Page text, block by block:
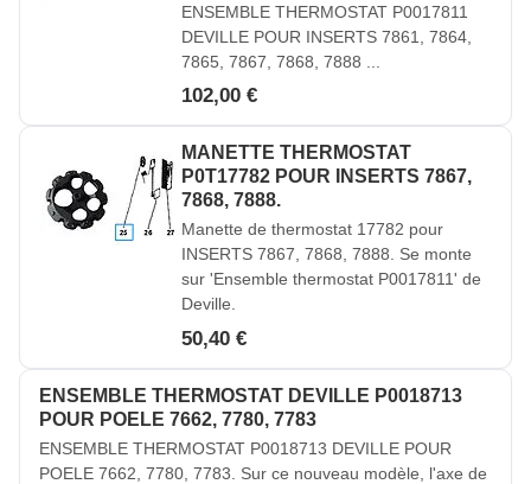
ENSEMBLE THERMOSTAT P0017811
DEVILLE POUR INSERTS 7861, 7864,
7865, 7867, 7868, 7888 ...
102,00 €
MANETTE THERMOSTAT
P0T17782 POUR INSERTS 7867,
7868, 7888.
Manette de thermostat 17782 pour
INSERTS 7867, 7868, 7888. Se monte
sur 'Ensemble thermostat P0017811' de
Deville.
50,40 €
ENSEMBLE THERMOSTAT DEVILLE P0018713
POUR POELE 7662, 7780, 7783
ENSEMBLE THERMOSTAT P0018713 DEVILLE POUR
POELE 7662, 7780, 7783. Sur ce nouveau modèle, l'axe de